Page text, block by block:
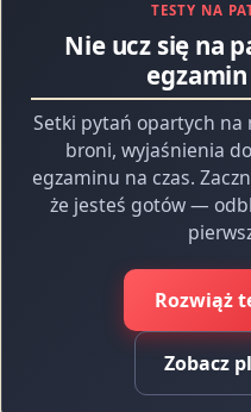
TESTY NA
Nie ucz się na
Setki pytań opartych na
broni, wyjaśnienia
egzaminu na czas.
że jesteś gotów —
Rozwiąż
Zobacz